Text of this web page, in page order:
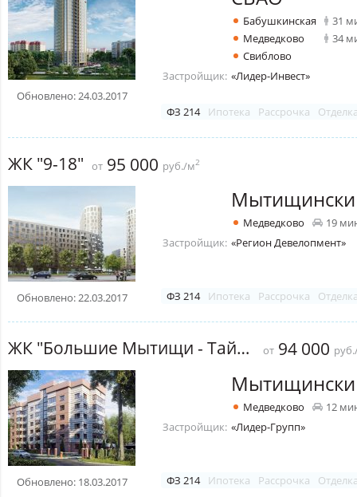
Обновлено: 24.03.2017
Бабушкинская
31
Медведково
34
Свиблово
Застройщик: «Лидер-Инвест»
ФЗ 214 Ипотека Рассрочка
ЖК "9-18" от 95 000 руб./м2
Обновлено: 22.03.2017
Медведково
19
Застройщик: «Регион Девелопмент»
ФЗ 214 Ипотека Рассрочка
ЖК "Большие Мытищи - Тайнинская" от 94 000
Обновлено: 18.03.2017
Медведково
12
Застройщик: «Лидер-Групп»
ФЗ 214 Ипотека Рассрочка